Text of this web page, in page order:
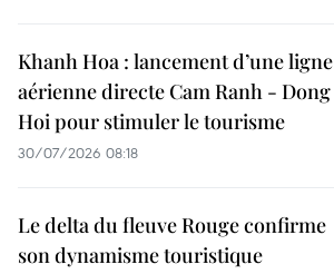
Khanh Hoa : lancement d’une ligne
aérienne directe Cam Ranh - Dong
Hoi pour stimuler le tourisme
30/07/2026 08:18
Le delta du fleuve Rouge confirme
son dynamisme touristique